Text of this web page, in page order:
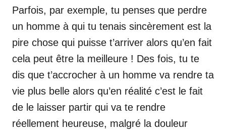
Parfois, par exemple, tu penses que perdre
un homme à qui tu tenais sincèrement est la
pire chose qui puisse t’arriver alors qu’en fait
cela peut être la meilleure ! Des fois, tu te
dis que t’accrocher à un homme va rendre ta
vie plus belle alors qu’en réalité c’est le fait
de le laisser partir qui va te rendre
réellement heureuse, malgré la douleur